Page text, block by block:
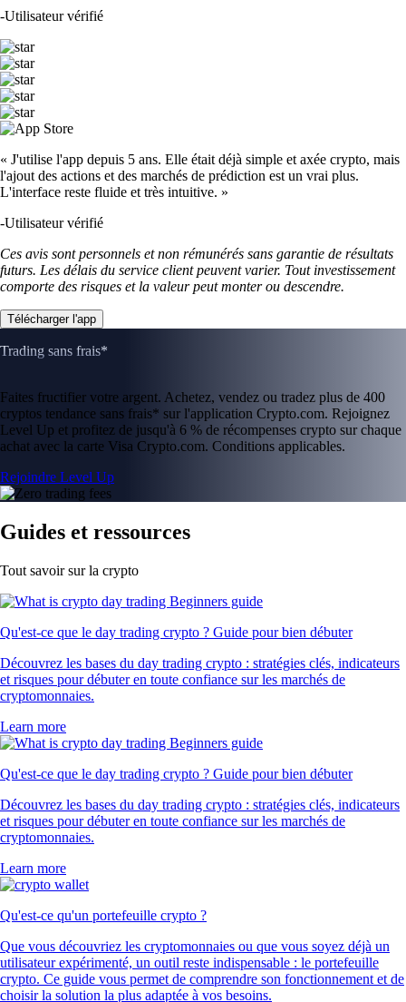
-Utilisateur vérifié
« J'utilise l'app depuis 5 ans. Elle était déjà simple et axée crypto, mais
l'ajout des actions et des marchés de prédiction est un vrai plus.
L'interface reste fluide et très intuitive. »
-Utilisateur vérifié
Ces avis sont personnels et non rémunérés sans garantie de résultats
futurs. Les délais du service client peuvent varier. Tout investissement
comporte des risques et la valeur peut monter ou descendre.
Télécharger l'app
Trading sans frais*
Faites fructifier votre argent. Achetez, vendez ou tradez plus de 400
cryptos tendance sans frais* sur l'application Crypto.com. Rejoignez
Level Up et profitez de jusqu'à 6 % de récompenses crypto sur chaque
achat avec la carte Visa Crypto.com. Conditions applicables.
Rejoindre Level Up
Guides et ressources
Tout savoir sur la crypto
Qu'est-ce que le day trading crypto ? Guide pour bien débuter
Découvrez les bases du day trading crypto : stratégies clés, indicateurs
et risques pour débuter en toute confiance sur les marchés de
cryptomonnaies.
Learn more
Qu'est-ce que le day trading crypto ? Guide pour bien débuter
Découvrez les bases du day trading crypto : stratégies clés, indicateurs
et risques pour débuter en toute confiance sur les marchés de
cryptomonnaies.
Learn more
Qu'est-ce qu'un portefeuille crypto ?
Que vous découvriez les cryptomonnaies ou que vous soyez déjà un
utilisateur expérimenté, un outil reste indispensable : le portefeuille
crypto. Ce guide vous permet de comprendre son fonctionnement et de
choisir la solution la plus adaptée à vos besoins.